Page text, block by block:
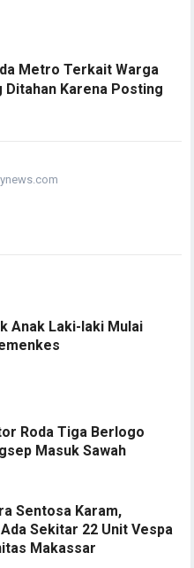
Metro Terkait Warga
Ditahan Karena Posting
Anak Laki-laki Mulai
Roda Tiga Berlogo
Masuk Sawah
Sentosa Karam,
Sekitar 22 Unit Vespa
Makassar